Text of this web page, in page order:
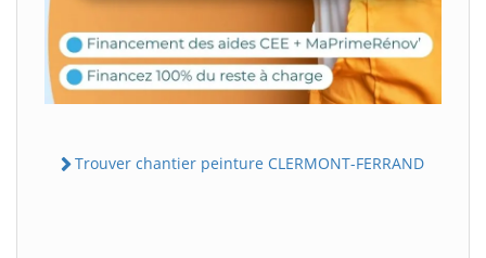
Trouver chantier peinture CLERMONT-FERRAND